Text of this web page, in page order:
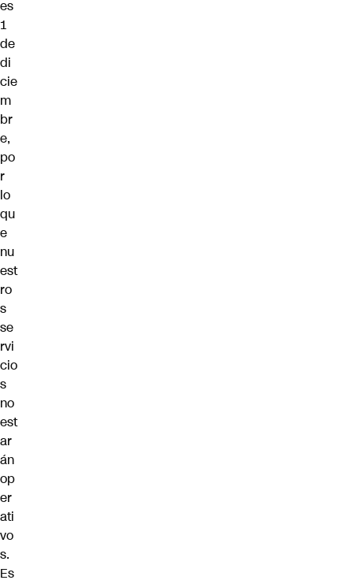
es
1
de
di
cie
m
br
e,
po
r
lo
qu
e
nu
est
ro
s
se
rvi
cio
s
no
est
ar
án
op
er
ati
vo
s.
Es